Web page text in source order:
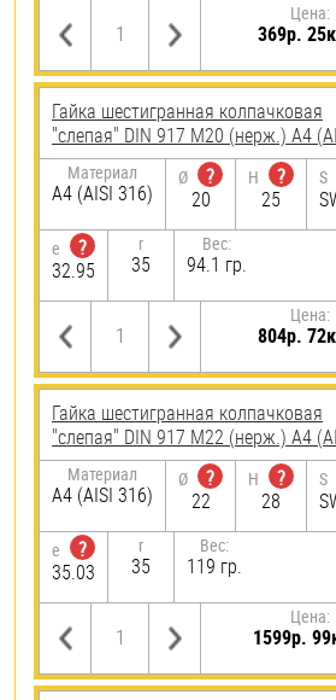
Цена:
369р.
Гайка шестигранная колпачковая
"слепая" DIN 917 М20 (нерж.) A4
Материал
A4 (AISI 316)
Ø
?
20
H
?
25
S
e
?
32.95
r
35
Вес:
94.1 гр.
Цена:
804р.
Гайка шестигранная колпачковая
"слепая" DIN 917 М22 (нерж.) A4
Материал
A4 (AISI 316)
Ø
?
22
H
?
28
S
e
?
35.03
r
35
Вес:
119 гр.
Цена:
1599р.